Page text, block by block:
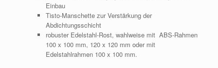
Einbau
Tisto-Manschette zur Verstärkung der
Abdichtungsschicht
robuster Edelstahl-Rost, wahlweise mit ABS-Rahmen
100 x 100 mm, 120 x 120 mm oder mit
Edelstahlrahmen 100 x 100 mm.